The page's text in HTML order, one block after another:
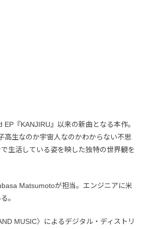
『KANJIRU』以来の新曲となる本作。
高生なのか宇宙人なのかわからない不思
生活している姿を映した独特の世界観を
Matsumotoが担当。エンジニアに米
。
MUSIC〉によるデジタル・ディストリ